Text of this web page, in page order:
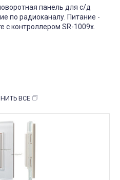
панель для с/д
по радиоканалу. Питание -
с контроллером SR-1009x.
ВСЕ